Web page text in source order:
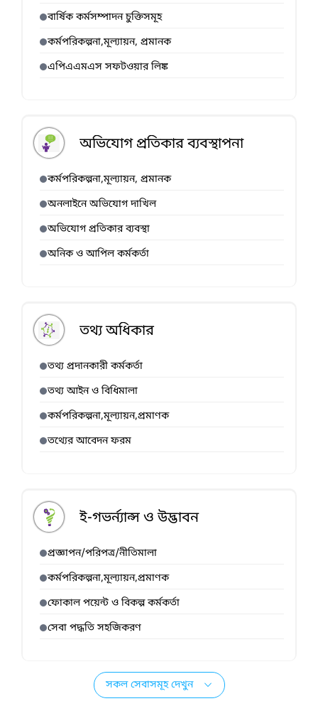
বার্ষিক কর্মসম্পাদন চুক্তিসমূহ
কর্মপরিকল্পনা,মূল্যায়ন, প্রমানক
এপিএএমএস সফটওয়ার লিঙ্ক
অভিযোগ প্রতিকার ব্যবস্থাপনা
কর্মপরিকল্পনা,মূল্যায়ন, প্রমানক
অনলাইনে অভিযোগ দাখিল
অভিযোগ প্রতিকার ব্যবস্থা
অনিক ও আপিল কর্মকর্তা
তথ্য অধিকার
তথ্য প্রদানকারী কর্মকর্তা
তথ্য আইন ও বিধিমালা
কর্মপরিকল্পনা,মূল্যায়ন,প্রমাণক
তথ্যের আবেদন ফরম
ই-গভর্ন্যান্স ও উদ্ভাবন
প্রজ্ঞাপন/পরিপত্র/নীতিমালা
কর্মপরিকল্পনা,মূল্যায়ন,প্রমাণক
ফোকাল পয়েন্ট ও বিকল্প কর্মকর্তা
সেবা পদ্ধতি সহজিকরণ
সকল সেবাসমূহ দেখুন